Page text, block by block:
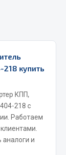
купить
КПП,
218 с
Работаем
и